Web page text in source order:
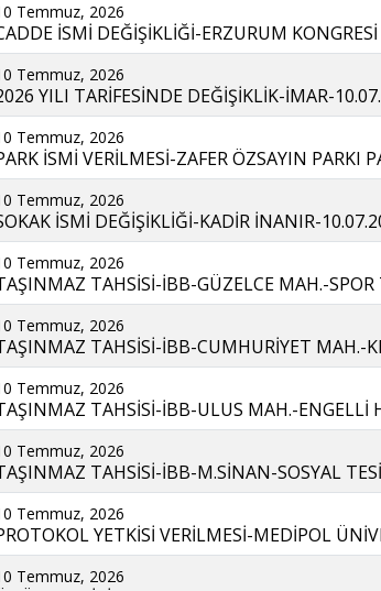
Temmuz, 2026
İSMİ DEĞİŞİKLİĞİ-ERZURUM
Temmuz, 2026
YILI TARİFESİNDE DEĞİŞİKLİK-İMAR-
Temmuz, 2026
İSMİ VERİLMESİ-ZAFER ÖZSAYIN PARKI
Temmuz, 2026
İSMİ DEĞİŞİKLİĞİ-KADİR İNANIR-
Temmuz, 2026
TAHSİSİ-İBB-GÜZELCE MAH.-SPOR
Temmuz, 2026
TAHSİSİ-İBB-CUMHURİYET MAH.-
Temmuz, 2026
TAHSİSİ-İBB-ULUS MAH.-ENGELLİ
Temmuz, 2026
TAHSİSİ-İBB-M.SİNAN-SOSYAL
Temmuz, 2026
YETKİSİ VERİLMESİ-MEDİPOL
Temmuz, 2026